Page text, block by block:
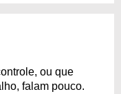
ou que
falam pouco.